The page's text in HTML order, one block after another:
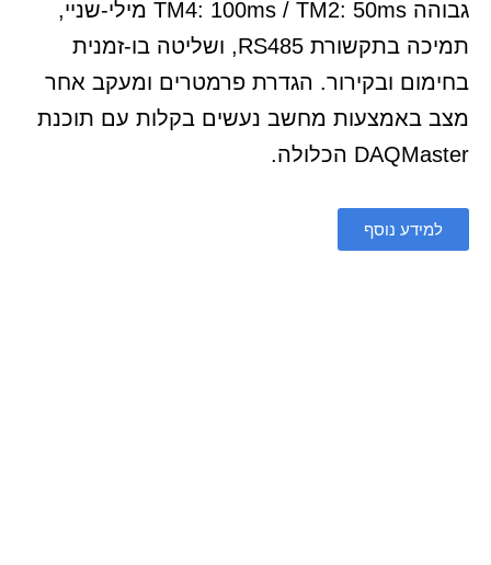
גבוהה TM4: 100ms / TM2: 50ms מילי-שניי,
תמיכה בתקשורת RS485, ושליטה בו-זמנית
בחימום ובקירור. הגדרת פרמטרים ומעקב אחר
מצב באמצעות מחשב נעשים בקלות עם תוכנת
DAQMaster הכלולה.
למידע נוסף